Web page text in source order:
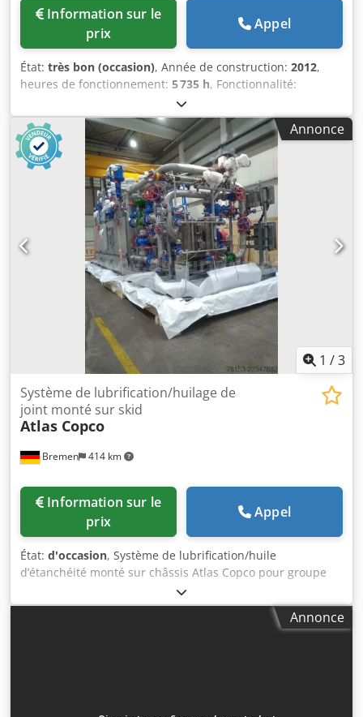
prix
Appel
État: très bon (occasion), Année de construction: 2012,
heures de fonctionnement: 5 735 h, Fonctionnalité:
, Compresseur à vis sans huile
Atlas Copco ZR90 Cedpfezqvvajx Algeha 90 kW 7,50 bars 14
m3/min Année de fabrication : 2012 Heures de
fonctionnement : 5 735
Annonce
1 /3
Bremen 414 km
Système de lubrification/huilage de
joint monté sur skid
Atlas Copco
prix
Appel
État: d'occasion, Système de lubrification/huile
d’étanchéité monté sur châssis Atlas Copco pour groupe
compresseur, comprenant un réservoir/cuve de base avec
pompes, filtres, refroidisseurs et collecteur de vannes.
Inclut un réservoir de vidange et divers accessoires etAnnonce